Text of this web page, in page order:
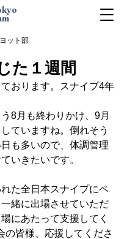
た１週間
ット部
おります。スナイプ4年
8月も終わりかけ、9月
ていますね。倒れそう
も多いので、体調管理
いきたいです。
た全日本スナイプにペ
緒に出場させていただ
にあたって支援してく
の皆様、応援してくださ